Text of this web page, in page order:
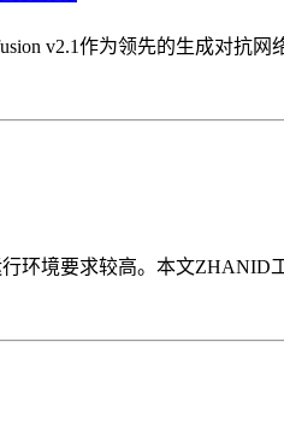
v2.1作为领先的生成对抗
境要求较高。本文ZHANID